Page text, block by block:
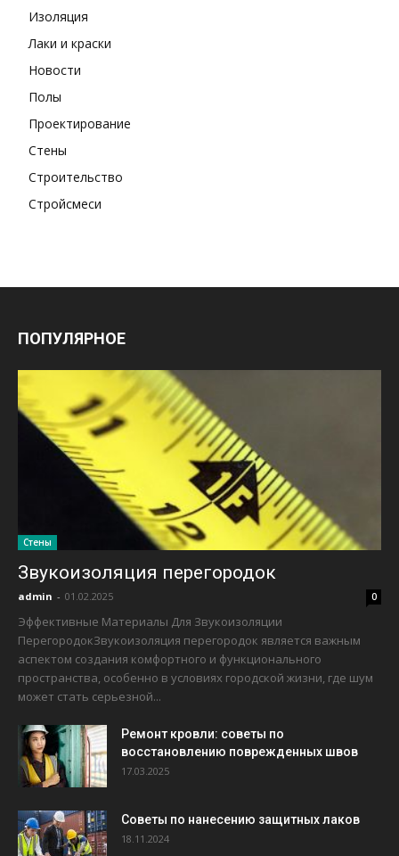
Изоляция
Лаки и краски
Новости
Полы
Проектирование
Стены
Строительство
Стройсмеси
ПОПУЛЯРНОЕ
Стены
Звукоизоляция перегородок
admin - 01.02.2025 0
Эффективные Материалы Для Звукоизоляции
ПерегородокЗвукоизоляция перегородок является важным
аспектом создания комфортного и функционального
пространства, особенно в условиях городской жизни, где шум
может стать серьезной...
Ремонт кровли: советы по
восстановлению поврежденных швов
17.03.2025
Советы по нанесению защитных лаков
18.11.2024